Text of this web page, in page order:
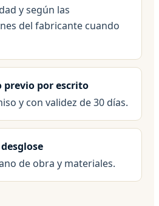
y según las
del fabricante cuando
previo por escrito
y con validez de 30 días.
de obra y materiales.